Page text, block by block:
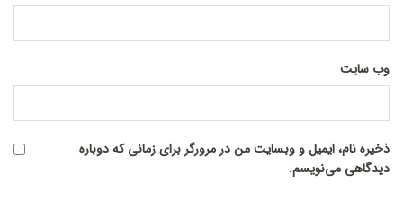
وب‌ سایت
ذخیره نام، ایمیل و وبسایت من در مرورگر برای زمانی که دوباره
دیدگاهی می‌نویسم.